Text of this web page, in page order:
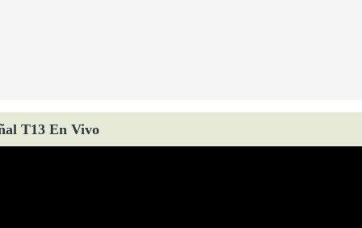
T13 En Vivo